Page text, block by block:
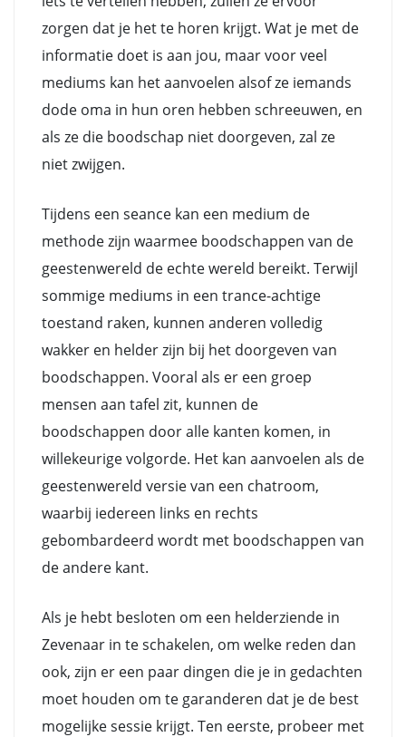
zorgen dat je het te horen krijgt. Wat je met de
informatie doet is aan jou, maar voor veel
mediums kan het aanvoelen alsof ze iemands
dode oma in hun oren hebben schreeuwen, en
als ze die boodschap niet doorgeven, zal ze
niet zwijgen.
Tijdens een seance kan een medium de
methode zijn waarmee boodschappen van de
geestenwereld de echte wereld bereikt. Terwijl
sommige mediums in een trance-achtige
toestand raken, kunnen anderen volledig
wakker en helder zijn bij het doorgeven van
boodschappen. Vooral als er een groep
mensen aan tafel zit, kunnen de
boodschappen door alle kanten komen, in
willekeurige volgorde. Het kan aanvoelen als de
geestenwereld versie van een chatroom,
waarbij iedereen links en rechts
gebombardeerd wordt met boodschappen van
de andere kant.
Als je hebt besloten om een helderziende in
Zevenaar in te schakelen, om welke reden dan
ook, zijn er een paar dingen die je in gedachten
moet houden om te garanderen dat je de best
mogelijke sessie krijgt. Ten eerste, probeer met